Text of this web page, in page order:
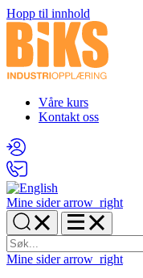
Hopp til innhold
Våre kurs
Kontakt oss
Mine sider arrow_right
Mine sider arrow_right